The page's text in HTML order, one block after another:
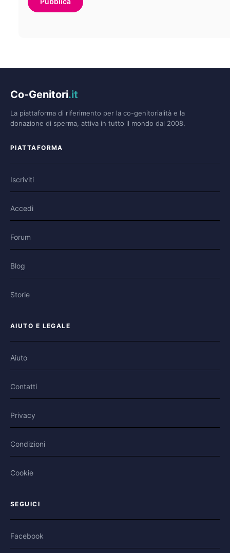
Co-Genitori.it
La piattaforma di riferimento per la co-genitorialità e la
donazione di sperma, attiva in tutto il mondo dal 2008.
PIATTAFORMA
Iscriviti
Accedi
Forum
Blog
Storie
AIUTO E LEGALE
Aiuto
Contatti
Privacy
Condizioni
Cookie
SEGUICI
Facebook